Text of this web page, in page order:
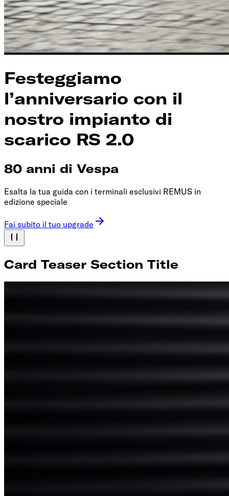
Festeggiamo
l’anniversario con il
nostro impianto di
scarico RS 2.0
80 anni di Vespa
Esalta la tua guida con i terminali esclusivi REMUS in
edizione speciale
Fai subito il tuo upgrade
Card Teaser Section Title